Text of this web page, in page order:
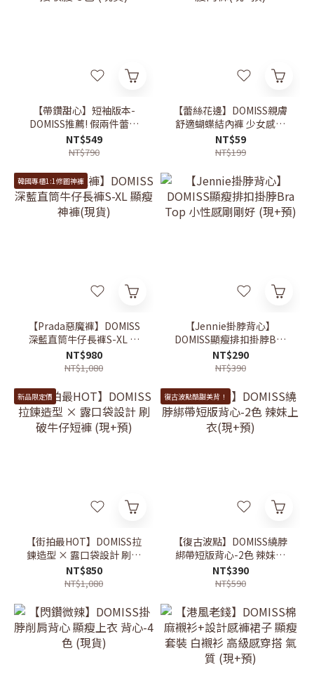
【帶鑽甜心】短袖版本-
DOMISS推薦! 假兩件蕾絲
拼接收腰-3色 (現貨)
NT$549
NT$790
【蕾絲花邊】DOMISS親膚
舒適蝴蝶結內褲 少女感低
腰內褲(現+預)
NT$59
NT$199
韓國專櫃1:1修圖神褲
【Prada惡魔褲】DOMISS
深藍直筒牛仔長褲S-XL 顯
瘦神褲(現貨)
NT$980
NT$1,080
【Jennie掛脖背心】
DOMISS顯瘦排扣掛脖Bra
Top 小性感剛剛好 (現+預)
NT$290
NT$390
新品限定價
【街拍最HOT】DOMISS拉
鍊造型 × 露口袋設計 刷破
牛仔短褲 (現+預)
NT$850
NT$1,080
復古波點酷甜美背！
【復古波點】DOMISS繞脖
綁帶短版背心-2色 辣妹上
衣(現+預)
NT$390
NT$590